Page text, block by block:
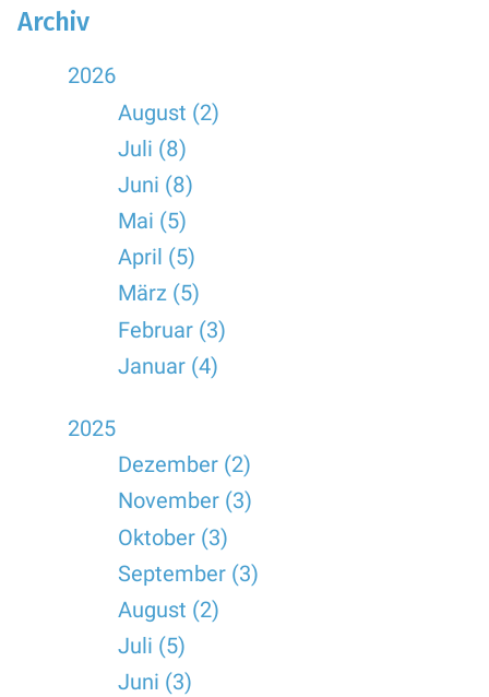
Archiv
2026
August (2)
Juli (8)
Juni (8)
Mai (5)
April (5)
März (5)
Februar (3)
Januar (4)
2025
Dezember (2)
November (3)
Oktober (3)
September (3)
August (2)
Juli (5)
Juni (3)